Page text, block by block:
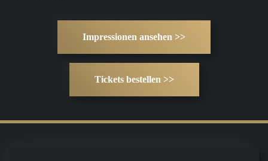
Impressionen ansehen >>
Tickets bestellen >>